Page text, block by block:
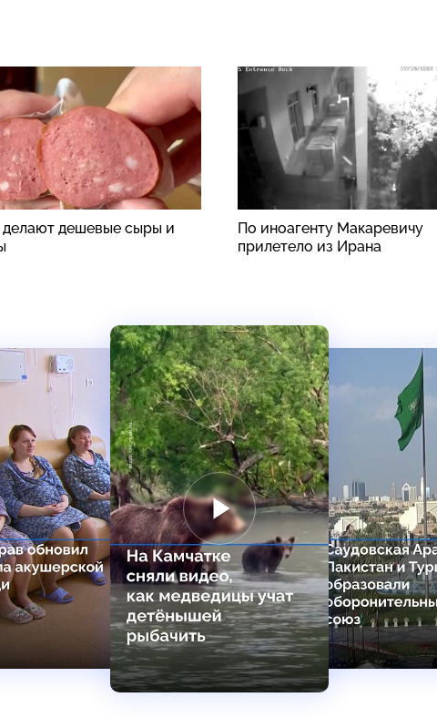
делают дешевые сыры и
По иноагенту Макаревичу
прилетело из Ирана